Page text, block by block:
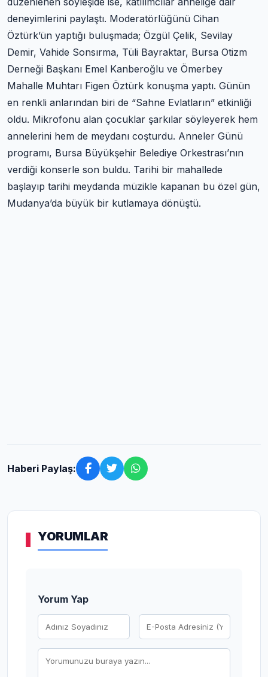
deneyimlerini paylaştı. Moderatörlüğünü Cihan
Öztürk’ün yaptığı buluşmada; Özgül Çelik, Sevilay
Demir, Vahide Sonsırma, Tüli Bayraktar, Bursa Otizm
Derneği Başkanı Emel Kanberoğlu ve Ömerbey
Mahalle Muhtarı Figen Öztürk konuşma yaptı. Günün
en renkli anlarından biri de “Sahne Evlatların” etkinliği
oldu. Mikrofonu alan çocuklar şarkılar söyleyerek hem
annelerini hem de meydanı coşturdu. Anneler Günü
programı, Bursa Büyükşehir Belediye Orkestrası’nın
verdiği konserle son buldu. Tarihi bir mahallede
başlayıp tarihi meydanda müzikle kapanan bu özel gün,
Mudanya’da büyük bir kutlamaya dönüştü.
Haberi Paylaş:
YORUMLAR
Yorum Yap